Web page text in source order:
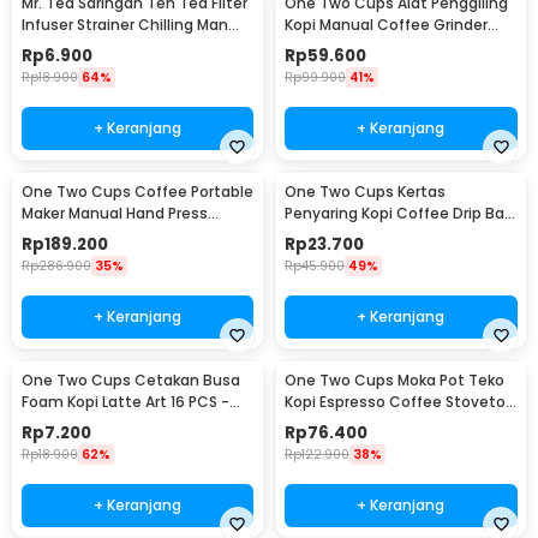
Infuser Strainer Chilling Man
Silicon - MR03
Rp6.900
Rp18.900 64%
+ Keranjang
Kopi Manual Coffee Grinder
Portable - WFCG9800
Rp59.600
Rp99.900 41%
+ Keranjang
One Two Cups Coffee Portable
Maker Manual Hand Press
Espresso 300ml - T35066
Rp189.200
Rp286.900 35%
+ Keranjang
One Two Cups Kertas
Penyaring Kopi Coffee Drip Bag
Paper Filter 50PCS - T111
Rp23.700
Rp45.900 49%
+ Keranjang
One Two Cups Cetakan Busa
Foam Kopi Latte Art 16 PCS -
JJYE01
Rp7.200
Rp18.900 62%
+ Keranjang
One Two Cups Moka Pot Teko
Kopi Espresso Coffee Stovetop
6 Cup 300ml - Z20
Rp76.400
Rp122.900 38%
+ Keranjang